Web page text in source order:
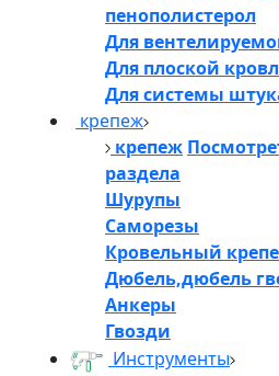
пенополистерол
Для
Для плоской
Для системы
крепеж
крепеж
раздела
Шурупы
Саморезы
Кровельный
Дюбель,дюбель
Анкеры
Гвозди
Инструменты